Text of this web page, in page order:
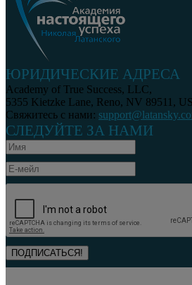
ЮРИДИЧЕСКИЕ АДРЕСА
Academy of True Success, LLC,
5355 Kietzke Lane, Reno, NV 89511,
Свяжитесь с нами:
СЛЕДУЙТЕ ЗА НАМИ